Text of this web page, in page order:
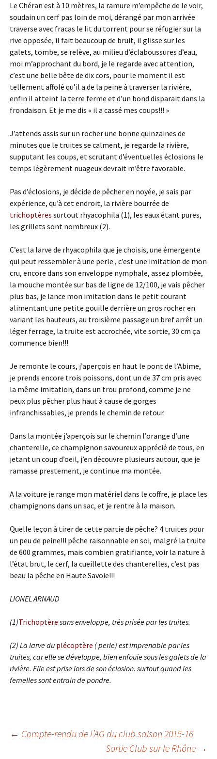
Le Chéran est à 10 mètres, la ramure m’empêche de le voir,
soudain un cerf pas loin de moi, dérangé par mon arrivée
traverse avec fracas le lit du torrent pour se réfugier sur la
rive opposée, il fait beaucoup de bruit, il glisse sur les
galets, tombe, se relève, au milieu d’éclaboussures d’eau,
moi m’approchant du bord, je le regarde avec attention,
c’est une belle bête de dix cors, pour le moment il est
tellement affolé qu’il a de la peine à traverser la rivière,
enfin il atteint la terre ferme et d’un bond disparait dans la
frondaison. Et je me dis « il a cassé mes coups!!! »
J’attends assis sur un rocher une bonne quinzaines de
minutes que le truites se calment, je regarde la rivière,
supputant les coups, et scrutant d’éventuelles éclosions le
temps légèrement nuageux devrait m’être favorable.
Pas d’éclosions, je décide de pêcher en noyée, je sais par
expérience, qu’à cet endroit, la rivière bourrée de
trichoptères surtout rhyacophila (1), les eaux étant pures,
les grillets sont nombreux (2).
C’est la larve de rhyacophila que je choisis, une émergente
qui peut ressembler à une perle , c’est une imitation de mon
cru, encore dans son enveloppe nymphale, assez plombée,
la mouche montée sur bas de ligne de 12/100, je vais pêcher
plus bas, je lance mon imitation dans le petit courant
alimentant une petite gouille derrière un gros rocher en
variant les hauteurs, au troisième passage un bref arrêt un
léger ferrage, la truite est accrochée, vite sortie, 30 cm ça
commence bien!!!
Je remonte le cours, j’aperçois en haut le pont de l’Abime,
je prends encore trois poissons, dont un de 37 cm pris avec
la même imitation, dans un trou profond, comme je ne
peux plus pêcher plus haut à cause de gorges
infranchissables, je prends le chemin de retour.
Dans la montée j’aperçois sur le chemin l’orange d’une
chanterelle, ce champignon savoureux apprécié de tous, en
jetant un coup d’oeil, j’en découvre plusieurs autour, que je
ramasse prestement, je continue ma montée.
A la voiture je range mon matériel dans le coffre, je place les
champignons dans un sac, et je rentre à la maison.
Quelle leçon à tirer de cette partie de pêche? 4 truites pour
un peu de peine!!! pêche raisonnable en soi, malgré la truite
de 600 grammes, mais combien gratifiante, voir la nature à
l’état brut, le cerf, la cueillette des chanterelles, c’est pas
beau la pêche en Haute Savoie!!!
LIONEL ARNAUD
(1)Trichoptère sans enveloppe, très prisée par les truites.
(2) La larve du plécoptère ( perle) est imprenable par les
truites, car elle se développe, bien enfouie sous les galets de la
rivière. Elle est prise lors de son éclosion. surtout quand les
femelles sont entrain de pondre.
Navigation
← Compte-rendu de l’AG du club saison 2015-16
Sortie Club sur le Rhône →